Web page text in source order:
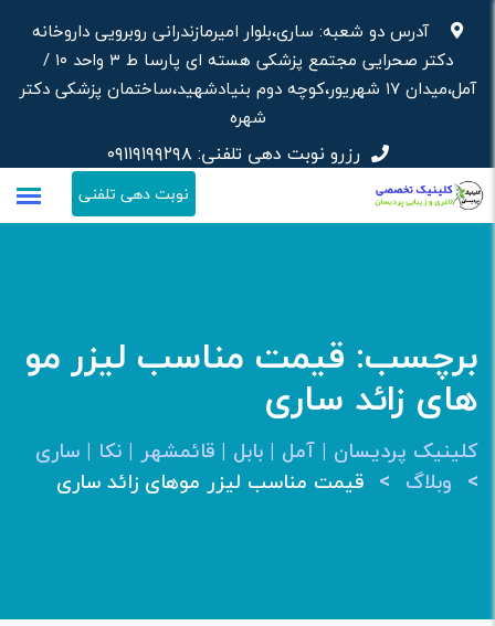
محتوا
آدرس دو شعبه: ساری،بلوار امیرمازندرانی روبرویی داروخانه‌
دکتر صحرایی مجتمع پزشکی هسته ای پارسا ط ۳ واحد ۱۰ /
آمل،میدان ۱۷ شهریور،کوچه دوم بنیادشهید،ساختمان پزشکی دکتر
شهره
رزرو نوبت دهی تلفنی:۰۹۱۱۹۱۹۹۲۹۸
نوبت دهی تلفنی
برچسب: قیمت مناسب لیزر مو
های زائد ساری
کلینیک پردیسان | آمل | بابل | قائمشهر | نکا | ساری
> وبلاگ > قیمت مناسب لیزر موهای زائد ساری